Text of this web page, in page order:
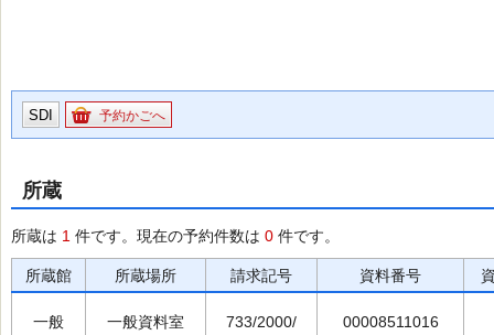
SDI 予約かごへ
所蔵
所蔵は 1 件です。現在の予約件数は 0 件です。
所蔵館 所蔵場所 請求記号 資料番号
一般 一般資料室 733/2000/ 00008511016